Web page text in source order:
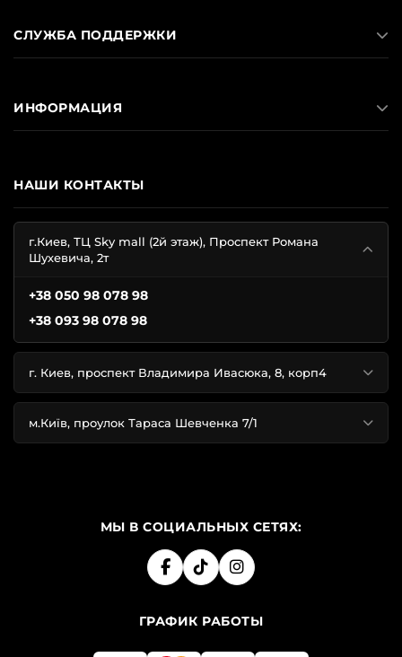
НАШИ КОНТАКТЫ
г.Киев, ТЦ Sky mall (2й этаж), Проспект Романа
Шухевича, 2т
+38 050 98 078 98
+38 093 98 078 98
г. Киев, проспект Владимира Ивасюка, 8, корп4
м.Київ, проулок Тараса Шевченка 7/1
СЛУЖБА ПОДДЕРЖКИ
ИНФОРМАЦИЯ
МЫ В СОЦИАЛЬНЫХ СЕТЯХ:
ГРАФИК РАБОТЫ